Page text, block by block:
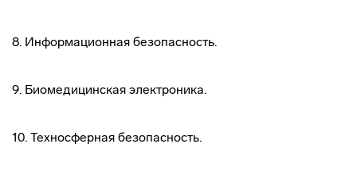
8. Информационная безопасность.
9. Биомедицинская электроника.
10. Техносферная безопасность.